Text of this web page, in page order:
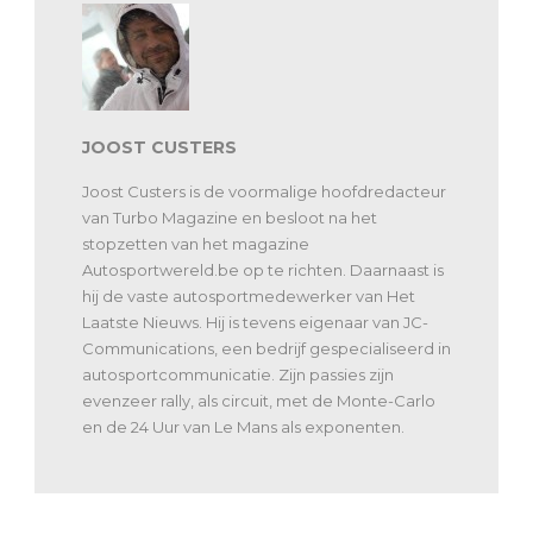
JOOST CUSTERS
Joost Custers is de voormalige hoofdredacteur
van Turbo Magazine en besloot na het
stopzetten van het magazine
Autosportwereld.be op te richten. Daarnaast is
hij de vaste autosportmedewerker van Het
Laatste Nieuws. Hij is tevens eigenaar van JC-
Communications, een bedrijf gespecialiseerd in
autosportcommunicatie. Zijn passies zijn
evenzeer rally, als circuit, met de Monte-Carlo
en de 24 Uur van Le Mans als exponenten.